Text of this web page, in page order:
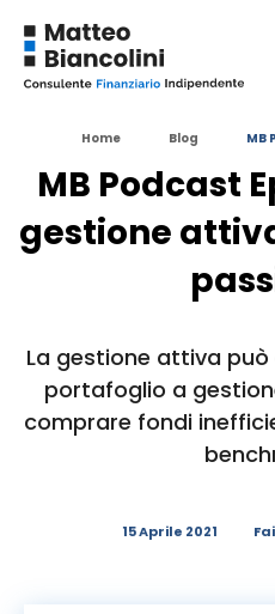
Home Blog MB
MB Podcast
gestione
La gestione attiva
portafoglio a
comprare fondi
15 Aprile 2021
Siti interessanti
Grafici interessanti
in questo articolo:
FONDI COMUNI
INVESTIMENTI AZIONARI